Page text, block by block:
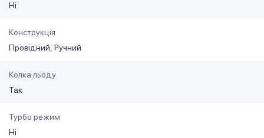
Ні
Конструкція
Провідний Ручний
Колка льоду
Так
Турбо режим
Ні